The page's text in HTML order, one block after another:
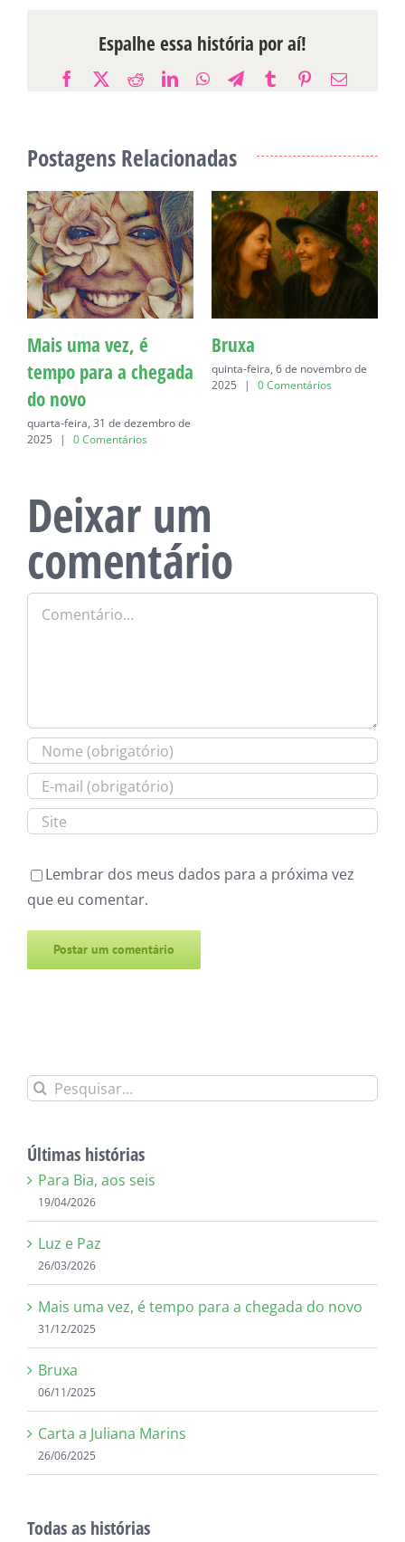
Espalhe essa história por aí!
Facebook
X RedditLinkedInWhatsApp
Telegram
TumblrPinterest
E-
Postagens Relacionadas
Mais uma vez, é
tempo para a chegada
do novo
quarta-feira, 31 de dezembro de
2025
| 0 Comentários
Bruxa
quinta-feira, 6 de novembro de
2025
| 0 Comentários
Deixar um
comentário
Comentário
Lembrar dos meus dados para a próxima vez
que eu comentar.
Buscar
Últimas histórias
Para Bia, aos seis
19/04/2026
Luz e Paz
26/03/2026
Mais uma vez, é tempo para a chegada do novo
31/12/2025
Bruxa
06/11/2025
Carta a Juliana Marins
26/06/2025
Todas as histórias